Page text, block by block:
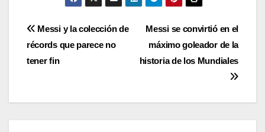
Messi se convirtió en el
máximo goleador de la
historia de los Mundiales
Messi y la colección de
récords que parece no
tener fin